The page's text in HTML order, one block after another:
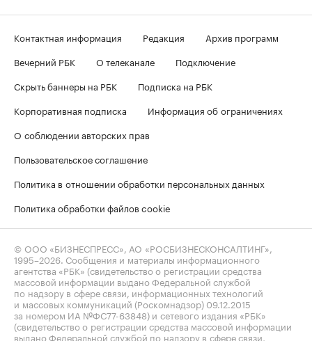
Контактная информация Редакция
Архив программ
Вечерний РБК
О телеканале
Подключение
Скрыть баннеры на РБК
Подписка на РБК
Корпоративная подписка
Информация об ограничениях
О соблюдении авторских прав
Пользовательское соглашение
Политика в отношении обработки персональных данных
Политика обработки файлов cookie
© ООО «БИЗНЕСПРЕСС», АО «РОСБИЗНЕСКОНСАЛТИНГ»,
1995–2026 . Сообщения и материалы информационного
агентства «РБК» (свидетельство о регистрации средства
массовой информации выдано Федеральной службой
по надзору в сфере связи, информационных технологий
и массовых коммуникаций (Роскомнадзор) 09.12.2015
за номером ИА №ФС77-63848) и сетевого издания «РБК»
(свидетельство о регистрации средства массовой информации
выдано Федеральной службой по надзору в сфере связи,